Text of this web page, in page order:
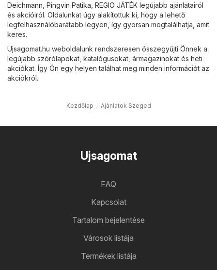
Deichmann Pingvin Patika REGIO JÁTÉK legújabb ajánlatairól
és akcióiról. Oldalunkat úgy alakítottuk ki, hogy a lehető
legfelhasználóbarátabb legyen, így gyorsan megtalálhatja, amit
keres.
Ujsagomat.hu weboldalunk rendszeresen összegyűjti Önnek a
legújabb szórólapokat, katalógusokat, ármagazinokat és heti
akciókat. Így Ön egy helyen találhat meg minden információt az
akciókról.
Kezdőlap Ajánlatok Szeged
Ujsagomat
FAQ
Kapcsolat
Tartalom bejelentése
Városok listája
Termékek listája